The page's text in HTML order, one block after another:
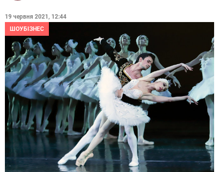
19 червня 2021, 12:44
ШОУБІЗНЕС